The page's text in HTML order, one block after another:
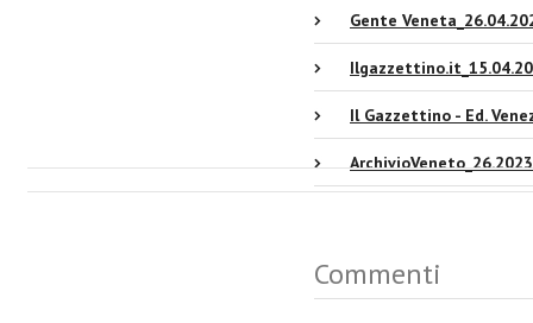
Gente
Il Gazzettino - Ed.
Commenti